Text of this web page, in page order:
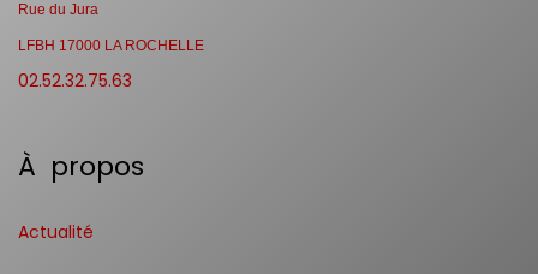
Rue du Jura
LFBH 17000 LA ROCHELLE
02.52.32.75.63
À propos
Actualité